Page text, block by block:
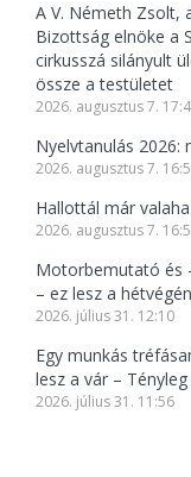
A V. Németh Zsolt,
Bizottság elnöke a
cirkusszá silányult
össze a testületet
2026. augusztus 7.
Nyelvtanulás 2026:
2026. augusztus 7.
Hallottál már
2026. augusztus 7.
Motorbemutató és
– ez lesz a
2026. július 31. 12:10
Egy munkás
lesz a vár –
2026. július 31. 11:56